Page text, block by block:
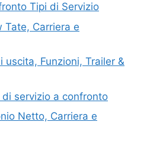
Tipi di Servizio
Tate, Carriera e
uscita, Funzioni, Trailer &
servizio a confronto
Netto, Carriera e